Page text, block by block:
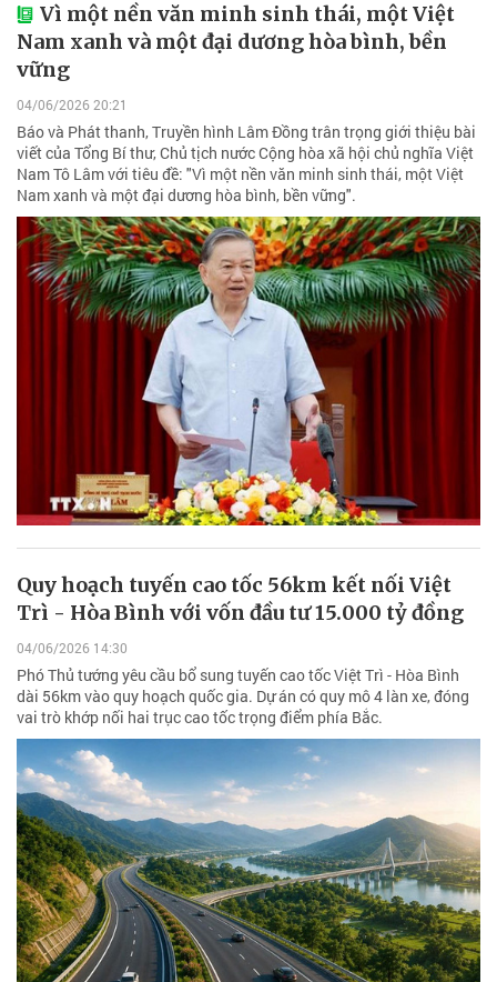
Vì một nền văn minh sinh thái, một Việt
Nam xanh và một đại dương hòa bình, bền
vững
04/06/2026 20:21
Báo và Phát thanh, Truyền hình Lâm Đồng trân trọng giới thiệu bài
viết của Tổng Bí thư, Chủ tịch nước Cộng hòa xã hội chủ nghĩa Việt
Nam Tô Lâm với tiêu đề: "Vì một nền văn minh sinh thái, một Việt
Nam xanh và một đại dương hòa bình, bền vững".
Quy hoạch tuyến cao tốc 56km kết nối Việt
Trì - Hòa Bình với vốn đầu tư 15.000 tỷ đồng
04/06/2026 14:30
Phó Thủ tướng yêu cầu bổ sung tuyến cao tốc Việt Trì - Hòa Bình
dài 56km vào quy hoạch quốc gia. Dự án có quy mô 4 làn xe, đóng
vai trò khớp nối hai trục cao tốc trọng điểm phía Bắc.